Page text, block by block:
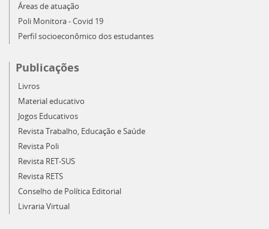
Áreas de atuação
Poli Monitora - Covid 19
Perfil socioeconômico dos estudantes
Publicações
Livros
Material educativo
Jogos Educativos
Revista Trabalho, Educação e Saúde
Revista Poli
Revista RET-SUS
Revista RETS
Conselho de Política Editorial
Livraria Virtual